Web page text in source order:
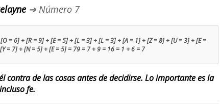
➔ Número 7
= 6] + [R = 9] + [E = 5] + [L = 3] + [L = 3] + [A = 1] + [Z = 8] + [U = 3] + [E =
= 7] + [N = 5] + [E = 5] = 79 = 7 + 9 = 16 = 1 + 6 = 7
contra de las cosas antes de decidirse. Lo importante es la
fe.